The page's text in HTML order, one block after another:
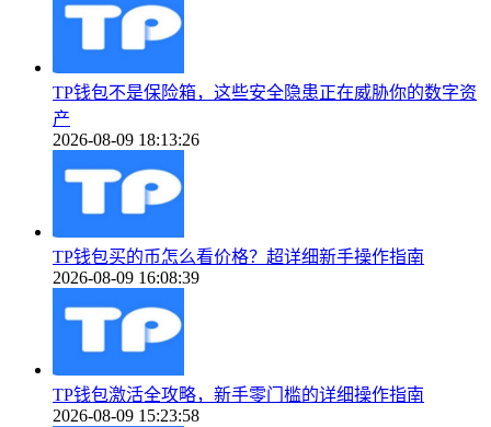
TP钱包不是保险箱，这些安全隐患正在威胁你的数字资
产
2026-08-09 18:13:26
TP钱包买的币怎么看价格？超详细新手操作指南
2026-08-09 16:08:39
TP钱包激活全攻略，新手零门槛的详细操作指南
2026-08-09 15:23:58